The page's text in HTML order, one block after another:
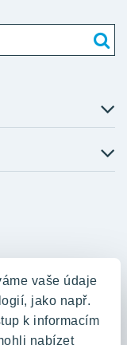
vaše údaje
jako např.
k informacím
nabízet